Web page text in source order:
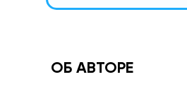
ОБ АВТОРЕ